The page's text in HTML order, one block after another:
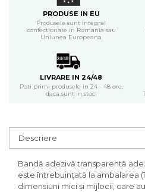
PRODUSE IN EU
Produsele sunt integral
confectionate in Romania sau
Uniunea Europeana
LIVRARE IN 24/48
Poti primi produsele in 24 - 48 ore,
daca sunt in stoc!
Descriere
Bandă adezivă transparentă
este întrebuințată la ambalarea
dimensiuni mici și mijlocii, care